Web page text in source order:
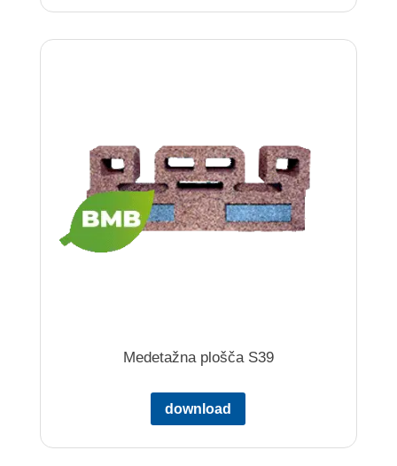
Medetažna plošča S39
download